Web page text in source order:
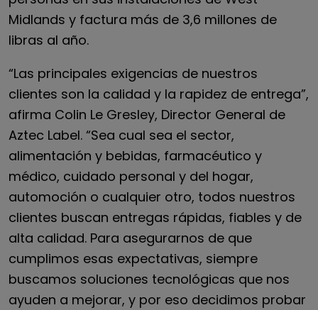
Midlands y factura más de 3,6 millones de
libras al año.
“Las principales exigencias de nuestros
clientes son la calidad y la rapidez de entrega”,
afirma Colin Le Gresley, Director General de
Aztec Label. “Sea cual sea el sector,
alimentación y bebidas, farmacéutico y
médico, cuidado personal y del hogar,
automoción o cualquier otro, todos nuestros
clientes buscan entregas rápidas, fiables y de
alta calidad. Para asegurarnos de que
cumplimos esas expectativas, siempre
buscamos soluciones tecnológicas que nos
ayuden a mejorar, y por eso decidimos probar